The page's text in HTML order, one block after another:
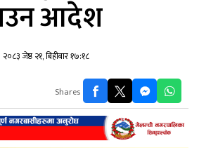
आदेश
२०८३ जेष्ठ २१, बिहीबार १७:१८
Shares